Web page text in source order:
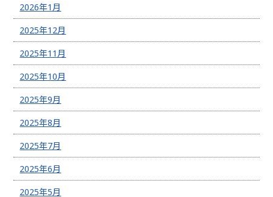
2026年1月
2025年12月
2025年11月
2025年10月
2025年9月
2025年8月
2025年7月
2025年6月
2025年5月